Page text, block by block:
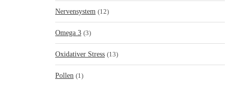
Nervensystem (12)
Omega 3 (3)
Oxidativer Stress (13)
Pollen (1)